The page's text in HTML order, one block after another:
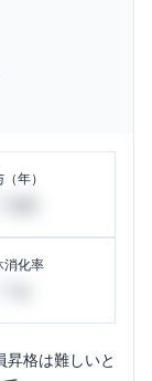
年）
消化率
格は難しいと